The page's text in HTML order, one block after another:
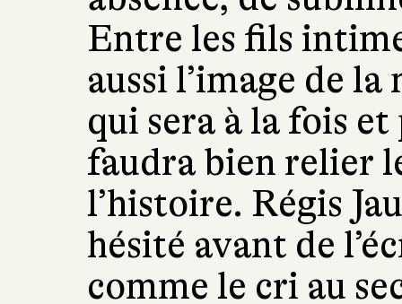
Entre les fils
aussi l’image de
qui sera à la fois
faudra bien relier
l’histoire. Régis
hésité avant de
comme le cri au